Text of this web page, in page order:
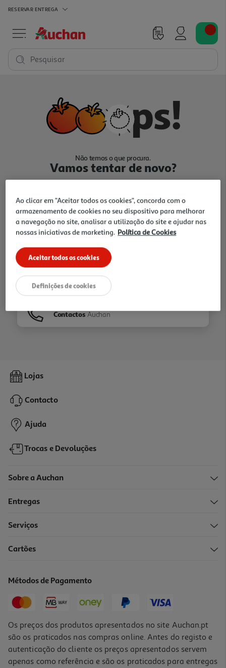
RESERVAR ENTREGA
Pesquisar
Não temos o que procura.
Vamos tentar de novo?
Ir para Homepage
Folhetos
Contactos Auchan
Lojas
Contacto
Ajuda
Trocas e Devoluções
Sobre a Auchan
Entregas
Serviços
Cartões
Métodos de Pagamento
Os preços dos produtos apresentados no site Auchan.pt
são os praticados nas compras online. Antes do registo e
autenticação do cliente os preços apresentados servem
apenas como referência e são os praticados para entregas
Ao clicar em "Aceitar todos os cookies", concorda com o
armazenamento de cookies no seu dispositivo para melhorar
a navegação no site, analisar a utilização do site e ajudar nas
nossas iniciativas de marketing. Política de Cookies
Aceitar todos os cookies
Definições de cookies